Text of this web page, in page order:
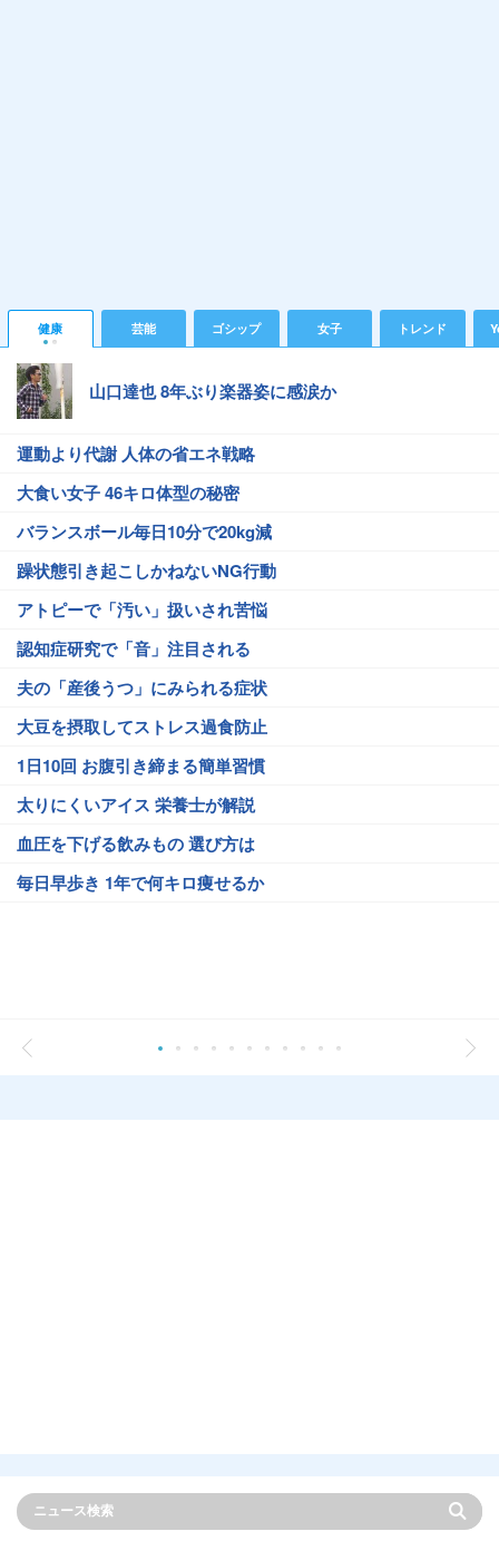
健康 芸能 ゴシップ 女子 トレンド
山口達也 8年ぶり楽器姿に感涙か
運動より代謝 人体の省エネ戦略
大食い女子 46キロ体型の秘密
バランスボール毎日10分で20kg減
躁状態引き起こしかねないNG行動
アトピーで「汚い」扱いされ苦悩
認知症研究で「音」注目される
夫の「産後うつ」にみられる症状
大豆を摂取してストレス過食防止
1日10回 お腹引き締まる簡単習慣
太りにくいアイス 栄養士が解説
血圧を下げる飲みもの 選び方は
毎日早歩き 1年で何キロ痩せるか